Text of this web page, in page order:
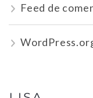
Feed de